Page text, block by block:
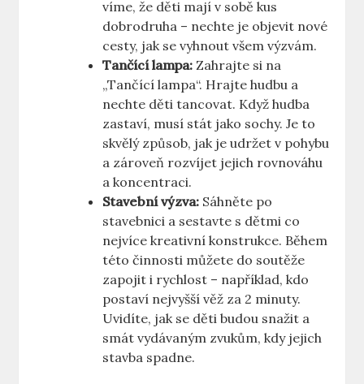
víme, že děti mají v sobě kus
dobrodruha – nechte je objevit nové
cesty, jak se vyhnout všem výzvám.
Tančící lampa: Zahrajte si na
„Tančící lampa“. Hrajte hudbu a
nechte děti tancovat. Když hudba
zastaví, musí stát jako sochy. Je to
skvělý způsob, jak je udržet v pohybu
a zároveň rozvíjet jejich rovnováhu
a koncentraci.
Stavební výzva: Sáhněte po
stavebnici a sestavte s dětmi co
nejvíce kreativní konstrukce. Během
této činnosti můžete do soutěže
zapojit i rychlost – například, kdo
postaví nejvyšší věž za 2 minuty.
Uvidíte, jak se děti budou snažit a
smát vydávaným zvukům, kdy jejich
stavba spadne.